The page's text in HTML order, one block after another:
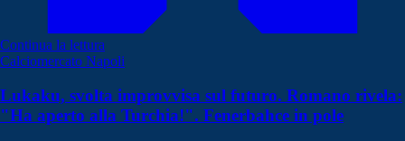
Continua la lettura
Calciomercato Napoli
Lukaku, svolta improvvisa sul futuro. Romano rivela:
"Ha aperto alla Turchia!". Fenerbahce in pole